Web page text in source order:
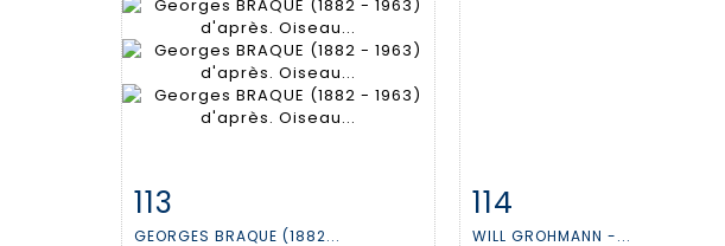
Fiche détaillée
113
GEORGES BRAQUE (1882...
Fiche détaillée
114
WILL GROHMANN -...